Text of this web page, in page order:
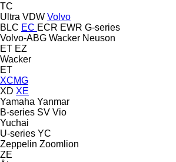
TC
Ultra VDW Volvo
BLC EC ECR EWR G-series
Volvo-ABG Wacker Neuson
ET EZ
Wacker
ET
XCMG
XD XE
Yamaha Yanmar
B-series SV Vio
Yuchai
U-series YC
Zeppelin Zoomlion
ZE